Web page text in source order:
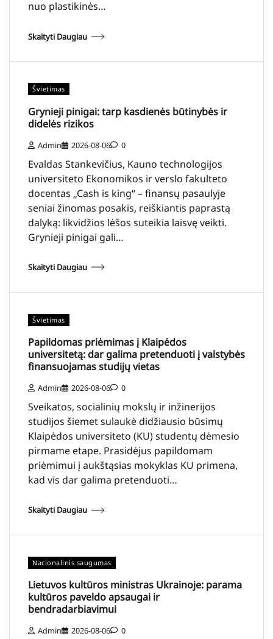
nuo plastikinės…
Skaityti Daugiau
Švietimas
Grynieji pinigai: tarp kasdienės būtinybės ir
didelės rizikos
Admin 2026-08-06 0
Evaldas Stankevičius, Kauno technologijos
universiteto Ekonomikos ir verslo fakulteto
docentas „Cash is king“ – finansų pasaulyje
seniai žinomas posakis, reiškiantis paprastą
dalyką: likvidžios lėšos suteikia laisvę veikti.
Grynieji pinigai gali…
Skaityti Daugiau
Švietimas
Papildomas priėmimas į Klaipėdos
universitetą: dar galima pretenduoti į valstybės
finansuojamas studijų vietas
Admin 2026-08-06 0
Sveikatos, socialinių mokslų ir inžinerijos
studijos šiemet sulaukė didžiausio būsimų
Klaipėdos universiteto (KU) studentų dėmesio
pirmame etape. Prasidėjus papildomam
priėmimui į aukštąsias mokyklas KU primena,
kad vis dar galima pretenduoti…
Skaityti Daugiau
Nacionalinis saugumas
Lietuvos kultūros ministras Ukrainoje: parama
kultūros paveldo apsaugai ir
bendradarbiavimui
Admin 2026-08-06 0